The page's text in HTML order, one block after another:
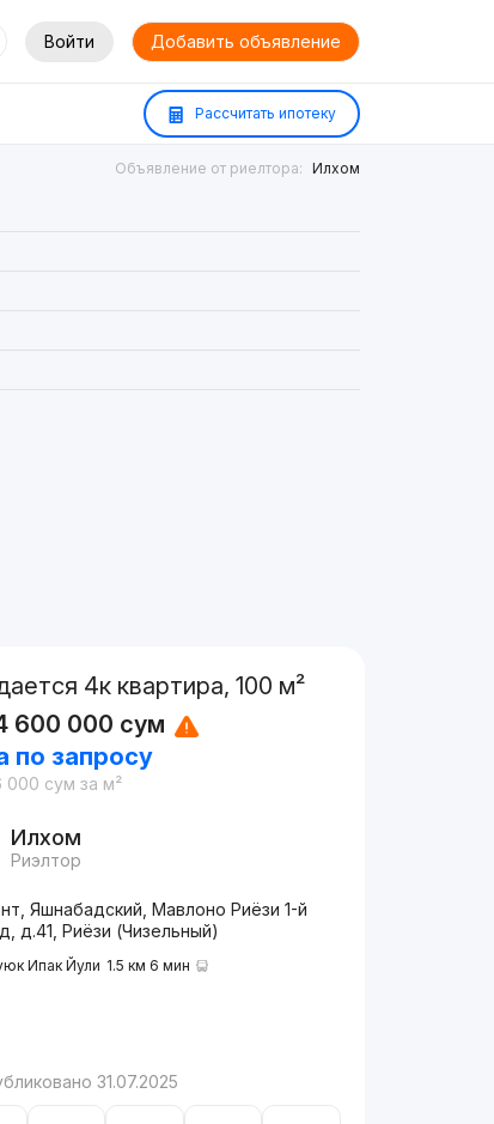
Войти Добавить объявление
Рассчитать ипотеку
Объявление от риелтора: Илхом
4к квартира, 100 м²
600 000 сум
по запросу
000 сум за м²
Илхом
Риэлтор
Яшнабадский, Мавлоно Риёзи 1-й
д.41, Риёзи (Чизельный)
Ипак Йули 1.5 км 6 мин
31.07.2025